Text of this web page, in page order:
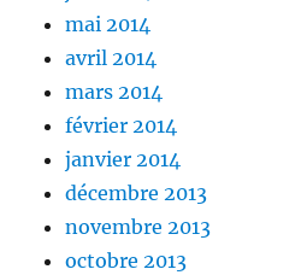
mai 2014
avril 2014
mars 2014
février 2014
janvier 2014
décembre 2013
novembre 2013
octobre 2013